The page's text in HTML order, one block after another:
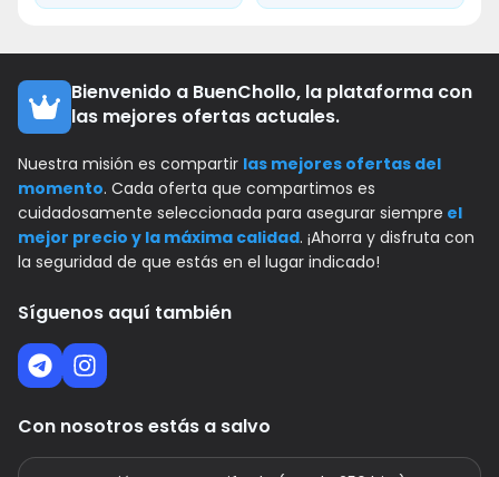
Bienvenido a BuenChollo, la plataforma con
las mejores ofertas actuales.
Nuestra misión es compartir las mejores ofertas del
momento. Cada oferta que compartimos es
cuidadosamente seleccionada para asegurar siempre el
mejor precio y la máxima calidad. ¡Ahorra y disfruta con
la seguridad de que estás en el lugar indicado!
Síguenos aquí también
Con nosotros estás a salvo